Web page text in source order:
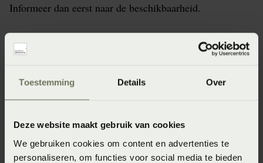
Toestemming Details Over
Deze website maakt gebruik van cookies
We gebruiken cookies om content en advertenties te
personaliseren, om functies voor social media te bieden
Informeer dan eerst naar de beschikbaarheid.
8718471534604
Wasinstructie